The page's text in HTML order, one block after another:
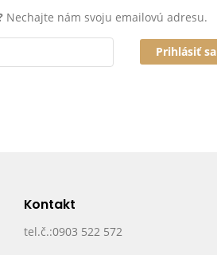
Nechajte nám svoju emailovú adresu.
Prihlásiť sa
Kontakt
tel.č.:0903 522 572